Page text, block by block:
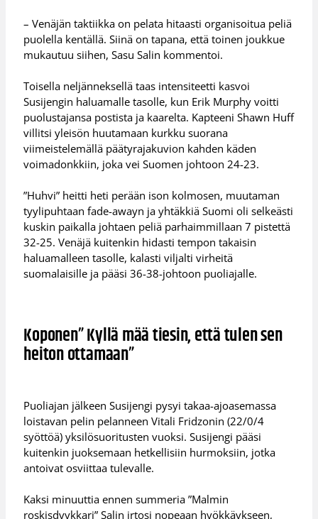
– Venäjän taktiikka on pelata hitaasti organisoitua peliä
puolella kentällä. Siinä on tapana, että toinen joukkue
mukautuu siihen, Sasu Salin kommentoi.
Toisella neljänneksellä taas intensiteetti kasvoi
Susijengin haluamalle tasolle, kun Erik Murphy voitti
puolustajansa postista ja kaarelta. Kapteeni Shawn Huff
villitsi yleisön huutamaan kurkku suorana
viimeistelemällä päätyrajakuvion kahden käden
voimadonkkiin, joka vei Suomen johtoon 24-23.
”Huhvi” heitti heti perään ison kolmosen, muutaman
tyylipuhtaan fade-awayn ja yhtäkkiä Suomi oli selkeästi
kuskin paikalla johtaen peliä parhaimmillaan 7 pistettä
32-25. Venäjä kuitenkin hidasti tempon takaisin
haluamalleen tasolle, kalasti viljalti virheitä
suomalaisille ja pääsi 36-38-johtoon puoliajalle.
Koponen” Kyllä mää tiesin, että tulen sen
heiton ottamaan”
Puoliajan jälkeen Susijengi pysyi takaa-ajoasemassa
loistavan pelin pelanneen Vitali Fridzonin (22/0/4
syöttöä) yksilösuoritusten vuoksi. Susijengi pääsi
kuitenkin juoksemaan hetkellisiin hurmoksiin, jotka
antoivat osviittaa tulevalle.
Kaksi minuuttia ennen summeria ”Malmin
roskisdyykkari” Salin irtosi nopeaan hyökkäykseen,